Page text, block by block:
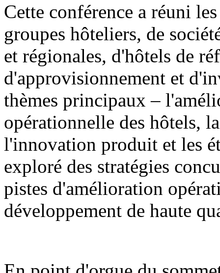
Cette conférence a réuni
groupes hôteliers, de
et régionales, d'hôtels de
d'approvisionnement et
thèmes principaux –
opérationnelle des hôtels,
l'innovation produit et les
exploré des stratégies
pistes d'amélioration
développement de haute